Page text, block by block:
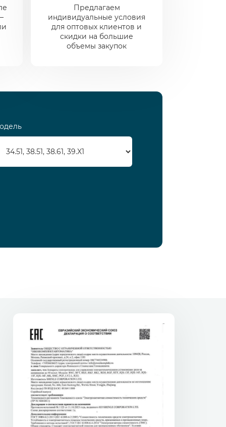
Предлагаем
индивидуальные условия
для оптовых клиентов и
скидки на большие
объемы закупок